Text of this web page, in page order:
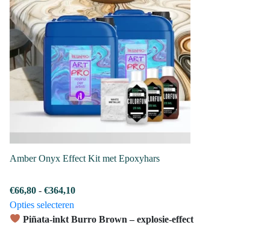
Amber Onyx Effect Kit met Epoxyhars
€66,80 - €364,10Prijsklasse:
tot
Opties selecteren
product
Piñata-inkt Burro Brown – explosie-effect